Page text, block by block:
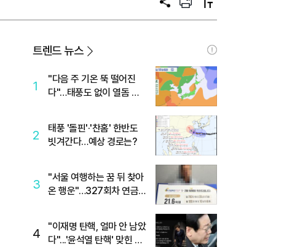
공
프
트
텍
트
트렌드 뉴스
1
"다음 주 기온 뚝 떨어진
다"…태풍도 없이 열돔 박
2
태풍 '돌핀'·'찬홈' 한반도
빗겨간다…예상 경로는?
3
"서울 여행하는 꿈 뒤 찾아
온 행운"…327회차 연금
4
"이재명 탄핵, 얼마 안 남았
다"...'윤석열 탄핵' 맞힌 무